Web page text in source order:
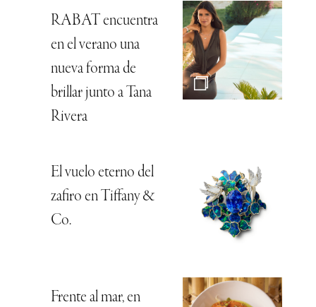
RABAT encuentra
en el verano una
nueva forma de
brillar junto a Tana
Rivera
El vuelo eterno del
zafiro en Tiffany &
Co.
Frente al mar, en